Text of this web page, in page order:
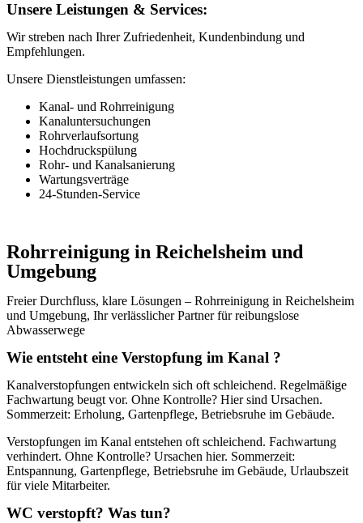
Unsere Leistungen & Services:
Wir streben nach Ihrer Zufriedenheit, Kundenbindung und
Empfehlungen.
Unsere Dienstleistungen umfassen:
Kanal- und Rohrreinigung
Kanaluntersuchungen
Rohrverlaufsortung
Hochdruckspülung
Rohr- und Kanalsanierung
Wartungsverträge
24-Stunden-Service
Rohrreinigung in Reichelsheim und
Umgebung
Freier Durchfluss, klare Lösungen – Rohrreinigung in Reichelsheim
und Umgebung, Ihr verlässlicher Partner für reibungslose
Abwasserwege
Wie entsteht eine Verstopfung im Kanal ?
Kanalverstopfungen entwickeln sich oft schleichend. Regelmäßige
Fachwartung beugt vor. Ohne Kontrolle? Hier sind Ursachen.
Sommerzeit: Erholung, Gartenpflege, Betriebsruhe im Gebäude.
Verstopfungen im Kanal entstehen oft schleichend. Fachwartung
verhindert. Ohne Kontrolle? Ursachen hier. Sommerzeit:
Entspannung, Gartenpflege, Betriebsruhe im Gebäude, Urlaubszeit
für viele Mitarbeiter.
WC verstopft? Was tun?